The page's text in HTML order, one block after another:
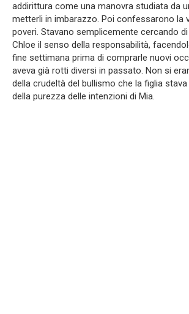
addirittura come una manovra studiata da
metterli in imbarazzo. Poi confessarono la
poveri. Stavano semplicemente cercando
Chloe il senso della responsabilità,
fine settimana prima di comprarle nuovi
aveva già rotti diversi in passato. Non si
della crudeltà del bullismo che la figlia
della purezza delle intenzioni di Mia.